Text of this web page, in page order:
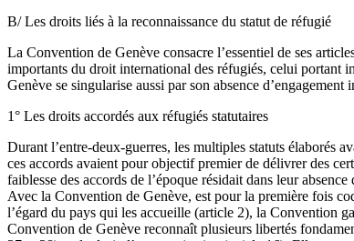
B/ Les droits liés à la reconnaissance du statut de réfugié
La Convention de Genève consacre l’essentiel de ses
importants du droit international des réfugiés, celui portant
Genève se singularise aussi par son absence
1° Les droits accordés aux réfugiés statutaires
Durant l’entre-deux-guerres, les multiples statuts élaborés
ces accords avaient pour objectif premier de délivrer des
faiblesse des accords de l’époque résidait dans leur
Avec la Convention de Genève, est pour la première fois
l’égard du pays qui les accueille (article 2), la Convention
Convention de Genève reconnaît plusieurs libertés